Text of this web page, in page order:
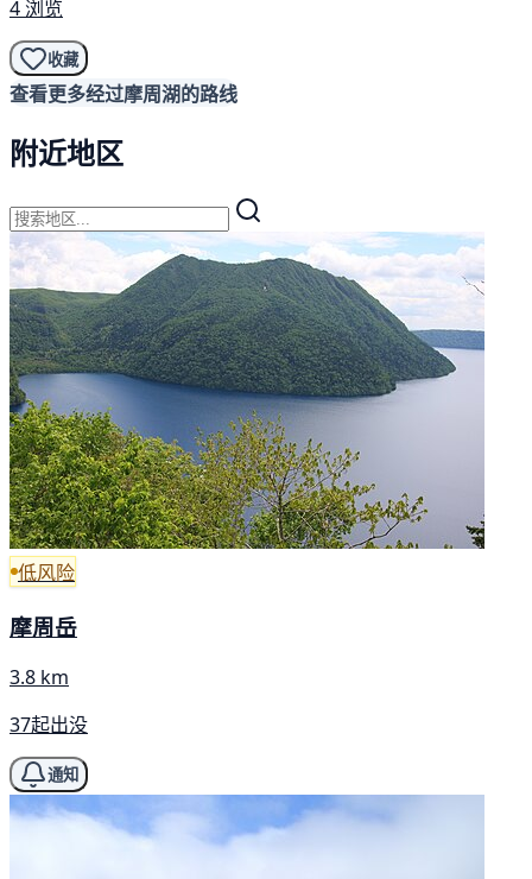
4 浏览
收藏
查看更多经过摩周湖的路线
附近地区
低风险
摩周岳
3.8 km
37起出没
通知